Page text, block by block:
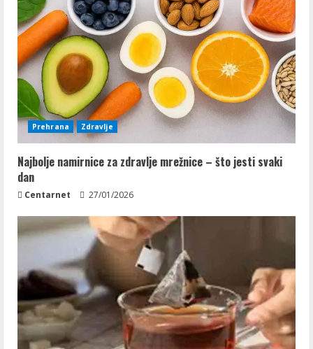
Prehrana Zdravlje
Najbolje namirnice za zdravlje mrežnice – što jesti svaki
dan
Centarnet 27/01/2026